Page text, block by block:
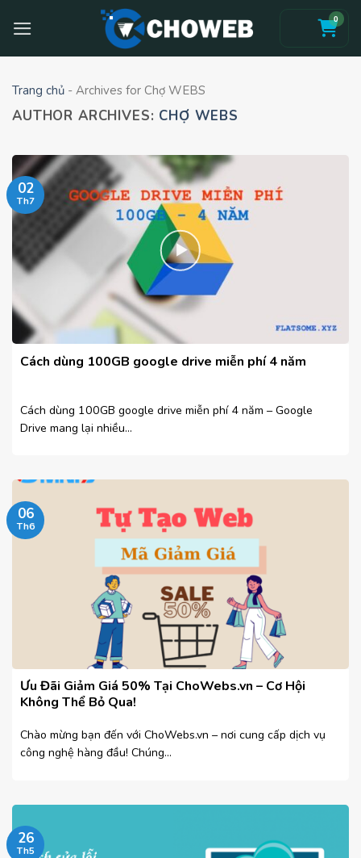
0
Trang chủ - Archives for Chợ WEBS
AUTHOR ARCHIVES: CHỢ WEBS
Cách dùng 100GB google drive miễn phí 4 năm
Cách dùng 100GB google drive miễn phí 4 năm – Google
Drive mang lại nhiều...
02
Th7
Ưu Đãi Giảm Giá 50% Tại ChoWebs.vn – Cơ Hội
Không Thể Bỏ Qua!
Chào mừng bạn đến với ChoWebs.vn – nơi cung cấp dịch vụ
công nghệ hàng đầu! Chúng...
06
Th6
26
Th5